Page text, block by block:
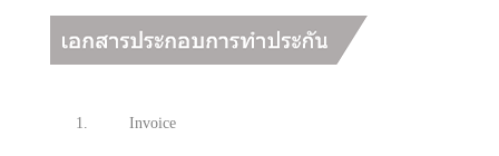
1. Invoice